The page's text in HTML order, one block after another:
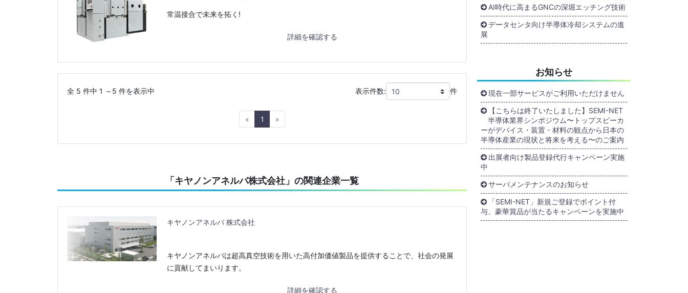
常温接合で未来を拓く!
詳細を確認する
全 5 件中 1 ～5 件を表示中 表示件数: 件
« Previous
1 »Next
「キヤノンアネルバ株式会社」の関連企業一覧
キヤノンアネルバ 株式会社
キヤノンアネルバは超高真空技術を用いた高付加価値製品を提供することで、社会の発展
に貢献してまいります。
詳細を確認する
AI時代に高まるGNCの深堀エッチング技術
データセンタ向け半導体冷却システムの進
展
お知らせ
現在一部サービスがご利用いただけません
【こちらは終了いたしました】SEMI-NET
半導体業界シンポジウム〜トップスピーカ
ーがデバイス・装置・材料の観点から日本の
半導体産業の現状と将来を考える〜のご案内
出展者向け製品登録代行キャンペーン実施
中
サーバメンテナンスのお知らせ
「SEMI-NET」新規ご登録でポイント付
与、豪華賞品が当たるキャンペーンを実施中